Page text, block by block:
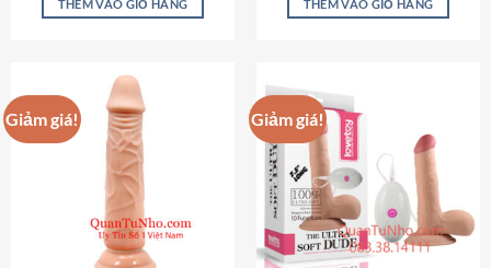
5 sao
1,095,000 ₫.
THÊM VÀO GIỎ HÀNG
5 sao 1,800,000 ₫.
THÊM VÀO GIỎ HÀNG
Giảm giá! Giảm giá!